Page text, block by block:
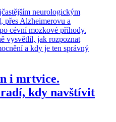
i mrtvice.
kdy navštívit